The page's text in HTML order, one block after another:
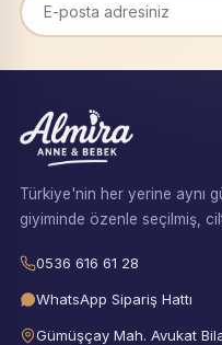
Türkiye'nin her yerine aynı
giyiminde özenle seçilmiş,
0536 616 61 28
WhatsApp Sipariş Hattı
Gümüşçay Mah. Avukat